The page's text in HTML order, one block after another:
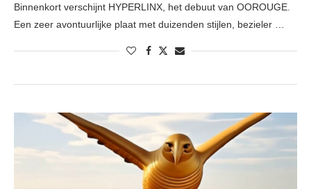
Binnenkort verschijnt HYPERLINX, het debuut van OOROUGE.
Een zeer avontuurlijke plaat met duizenden stijlen, bezieler …